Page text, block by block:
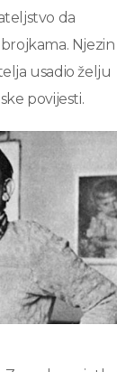
da
Njezin
usadio želju
povijesti.